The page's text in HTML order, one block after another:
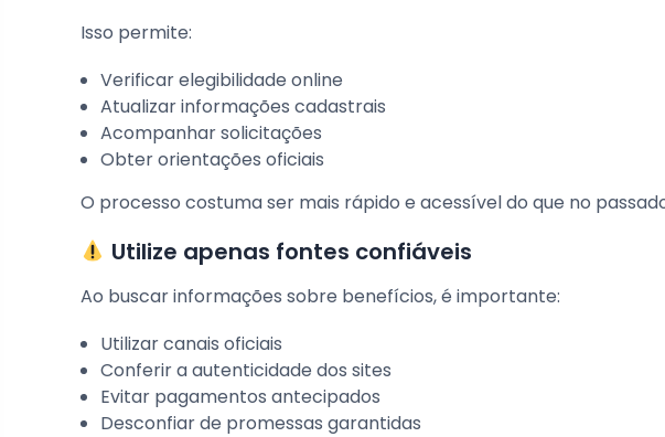
Isso permite:
Verificar elegibilidade online
Atualizar informações cadastrais
Acompanhar solicitações
Obter orientações oficiais
O processo costuma ser mais rápido e acessível do que no
Utilize apenas fontes confiáveis
Ao buscar informações sobre benefícios, é importante:
Utilizar canais oficiais
Conferir a autenticidade dos sites
Evitar pagamentos antecipados
Desconfiar de promessas garantidas